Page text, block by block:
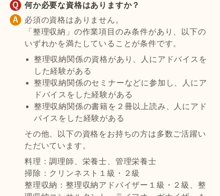
何か必要な資格はありますか？
必須の資格はありません。
「整理収納」の作業項目のみ条件があり、以下の
いずれかを満たしていることが条件です。
整理収納関係の資格があり、人にアドバイスを
した経験がある
整理収納関係のセミナーなどに参加し、人にア
ドバイスをした経験がある
整理収納関係の書籍を２冊以上読み、人にアド
バイスをした経験がある
その他、以下の資格をお持ちの方は多数ご活躍い
ただいています。
料理：調理師、栄養士、管理栄養士
掃除：クリンネスト１級・２級
整理収納：整理収納アドバイザー１級・２級、整